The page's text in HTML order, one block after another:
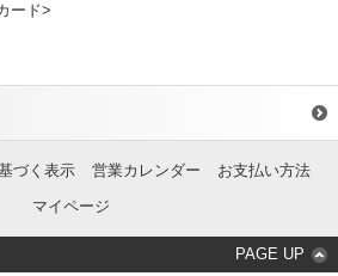
ード>
づく表示 営業カレンダー
お支払い方法
マイページ
PAGE UP